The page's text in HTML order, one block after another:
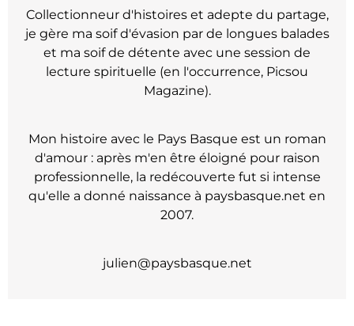
Collectionneur d'histoires et adepte du partage,
je gère ma soif d'évasion par de longues balades
et ma soif de détente avec une session de
lecture spirituelle (en l'occurrence, Picsou
Magazine).
Mon histoire avec le Pays Basque est un roman
d'amour : après m'en être éloigné pour raison
professionnelle, la redécouverte fut si intense
qu'elle a donné naissance à paysbasque.net en
2007.
julien@paysbasque.net